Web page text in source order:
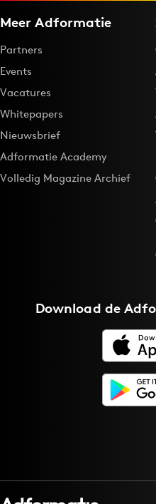
Design
Digital transformation
Diversiteit
Effectiviteit
Gedragsverandering
Influencer marketing
Interne communicatie
Martech
Reputatie & crisis
Meer Adformatie
Partners
Events
Vacatures
Whitepapers
Nieuwsbrief
Adformatie Academy
Volledig Magazine Archief
Download de